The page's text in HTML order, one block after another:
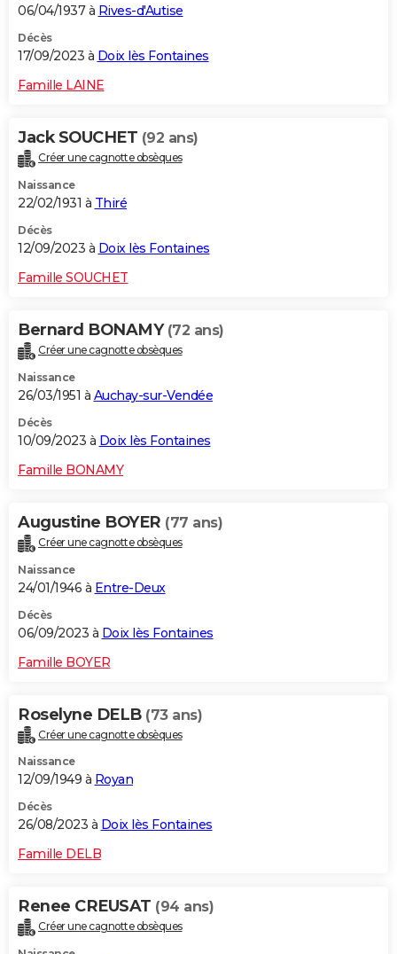
06/04/1937 à Rives-d'Autise
Décès
17/09/2023 à Doix lès Fontaines
Famille LAINE
Jack SOUCHET (92 ans)
Créer une cagnotte obsèques
Naissance
22/02/1931 à Thiré
Décès
12/09/2023 à Doix lès Fontaines
Famille SOUCHET
Bernard BONAMY (72 ans)
Créer une cagnotte obsèques
Naissance
26/03/1951 à Auchay-sur-Vendée
Décès
10/09/2023 à Doix lès Fontaines
Famille BONAMY
Augustine BOYER (77 ans)
Créer une cagnotte obsèques
Naissance
24/01/1946 à Entre-Deux
Décès
06/09/2023 à Doix lès Fontaines
Famille BOYER
Roselyne DELB (73 ans)
Créer une cagnotte obsèques
Naissance
12/09/1949 à Royan
Décès
26/08/2023 à Doix lès Fontaines
Famille DELB
Renee CREUSAT (94 ans)
Créer une cagnotte obsèques